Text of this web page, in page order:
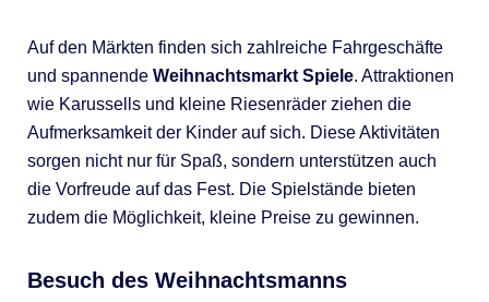
Auf den Märkten finden sich zahlreiche Fahrgeschäfte
und spannende Weihnachtsmarkt Spiele. Attraktionen
wie Karussells und kleine Riesenräder ziehen die
Aufmerksamkeit der Kinder auf sich. Diese Aktivitäten
sorgen nicht nur für Spaß, sondern unterstützen auch
die Vorfreude auf das Fest. Die Spielstände bieten
zudem die Möglichkeit, kleine Preise zu gewinnen.
Besuch des Weihnachtsmanns